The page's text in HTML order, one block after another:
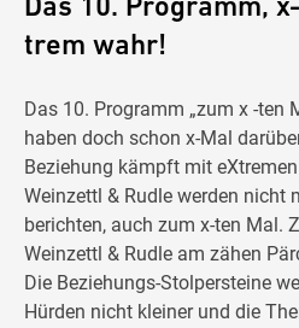
Das 10. Programm,
trem wahr!
Das 10. Programm „zum x -ten
haben doch schon x-Mal
Beziehung kämpft mit
Weinzettl & Rudle werden nicht
berichten, auch zum x-ten Mal.
Weinzettl & Rudle am zähen
Die Beziehungs-Stolpersteine
Hürden nicht kleiner und die